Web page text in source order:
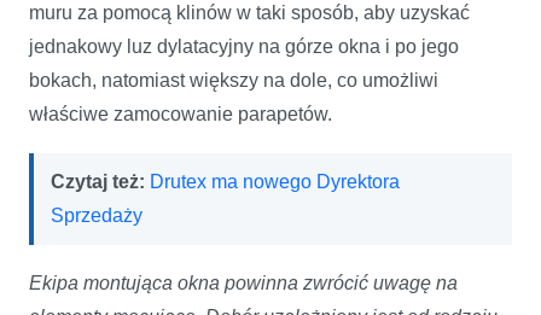
muru za pomocą klinów w taki sposób, aby uzyskać
jednakowy luz dylatacyjny na górze okna i po jego
bokach, natomiast większy na dole, co umożliwi
właściwe zamocowanie parapetów.
Czytaj też: Drutex ma nowego Dyrektora
Sprzedaży
Ekipa montująca okna powinna zwrócić uwagę na